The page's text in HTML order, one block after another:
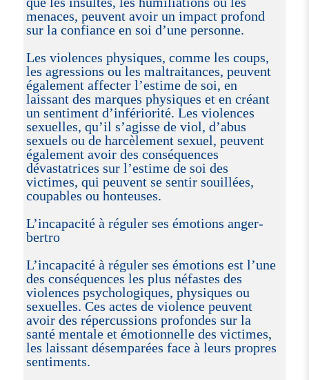
menaces, peuvent avoir un impact profond
sur la confiance en soi d’une personne.
Les violences physiques, comme les coups,
les agressions ou les maltraitances, peuvent
également affecter l’estime de soi, en
laissant des marques physiques et en créant
un sentiment d’infériorité. Les violences
sexuelles, qu’il s’agisse de viol, d’abus
sexuels ou de harcèlement sexuel, peuvent
également avoir des conséquences
dévastatrices sur l’estime de soi des
victimes, qui peuvent se sentir souillées,
coupables ou honteuses.
L’incapacité à réguler ses émotions anger-
bertro
L’incapacité à réguler ses émotions est l’une
des conséquences les plus néfastes des
violences psychologiques, physiques ou
sexuelles. Ces actes de violence peuvent
avoir des répercussions profondes sur la
santé mentale et émotionnelle des victimes,
les laissant désemparées face à leurs propres
sentiments.